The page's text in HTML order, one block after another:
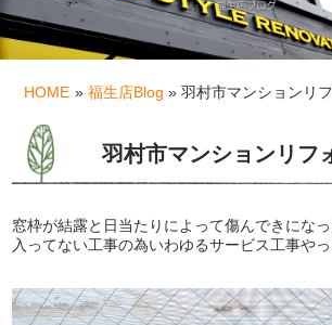
HOME »福生店Blog » 羽村市マンションリ
羽村市マンションリフ
窓枠が結露と日当たりによって傷んできにな
入ってない工事の為いわゆるサービス工事や